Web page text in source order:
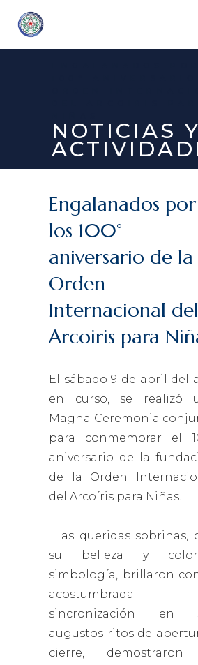
NOTICIAS Y
Engalanados por
los 100°
aniversario de la
Orden
Internacional del
Arcoiris para
El sábado 9 de abril del
en curso, se realizó
Magna Ceremonia
para conmemorar el
aniversario de la
de la Orden
del Arcoíris para Niñas.
Las queridas sobrinas,
su belleza y
simbología, brillaron
acostumbrada
sincronización en
augustos ritos de
cierre,